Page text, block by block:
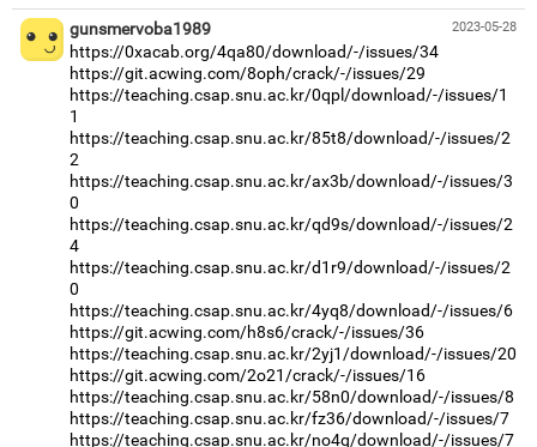
2023-05-28
gunsmervoba1989
https://0xacab.org/4qa80/download/-/issues/34
https://git.acwing.com/8oph/crack/-/issues/29
https://teaching.csap.snu.ac.kr/0qpl/download/-/issues/1
1
https://teaching.csap.snu.ac.kr/85t8/download/-/issues/2
2
https://teaching.csap.snu.ac.kr/ax3b/download/-/issues/3
0
https://teaching.csap.snu.ac.kr/qd9s/download/-/issues/2
4
https://teaching.csap.snu.ac.kr/d1r9/download/-/issues/2
0
https://teaching.csap.snu.ac.kr/4yq8/download/-/issues/6
https://git.acwing.com/h8s6/crack/-/issues/36
https://teaching.csap.snu.ac.kr/2yj1/download/-/issues/20
https://git.acwing.com/2o21/crack/-/issues/16
https://teaching.csap.snu.ac.kr/58n0/download/-/issues/8
https://teaching.csap.snu.ac.kr/fz36/download/-/issues/7
https://teaching.csap.snu.ac.kr/no4q/download/-/issues/7